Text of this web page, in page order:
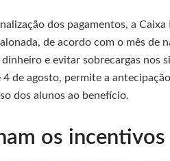
dos pagamentos, a
de acordo com o mês de
e evitar sobrecargas nos
4 de agosto, permite a
dos alunos ao benefício.
os incentivos